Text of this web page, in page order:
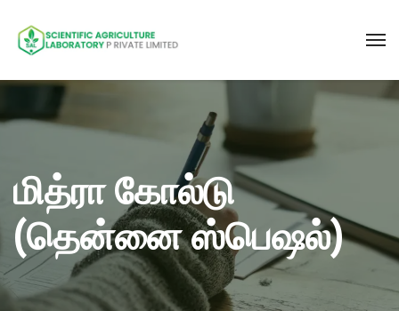
மித்ரா கோல்டு
(தென்னை ஸ்பெஷல்)